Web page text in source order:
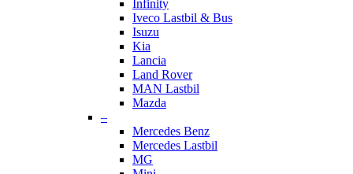
Infinity
Iveco Lastbil & Bus
Isuzu
Kia
Lancia
Land Rover
MAN Lastbil
Mazda
–
Mercedes Benz
Mercedes Lastbil
MG